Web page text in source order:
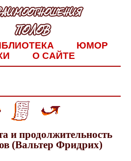
ЮМОР
О САЙТЕ
и продолжительность
(Вальтер Фридрих)